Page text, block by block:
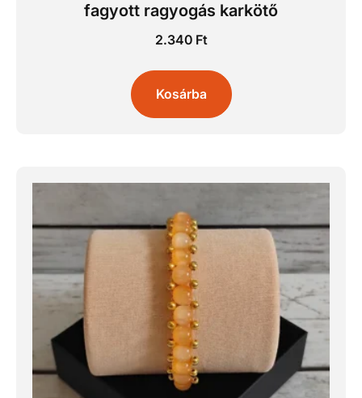
fagyott ragyogás karkötő
2.340 Ft
Kosárba